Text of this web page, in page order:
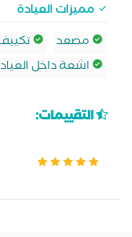
مميزات العيادة
مصعد
اشعة داخل
التقييمات: